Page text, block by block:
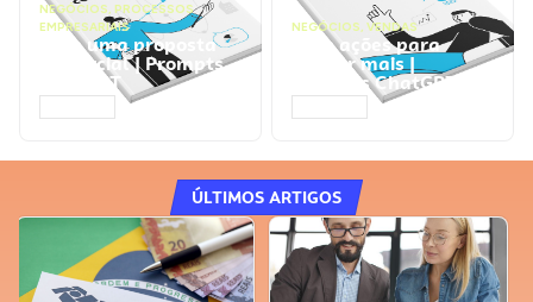
NEGÓCIOS, PROCESSOS
EMPRESARIAIS
Faça uma proposta
comercial | Prompts
ChatGPT
NEGÓCIOS, VENDAS
Faça ações para
vender mais |
Prompts ChatGPT
ÚLTIMOS ARTIGOS